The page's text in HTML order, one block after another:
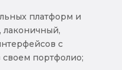
платформ и
лаконичный,
с
портфолио;